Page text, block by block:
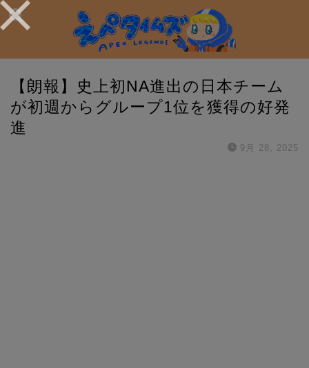
【朗報】史上初NA進出の日本チーム
が初週からグループ1位を獲得の好発
進
9月 28, 2025